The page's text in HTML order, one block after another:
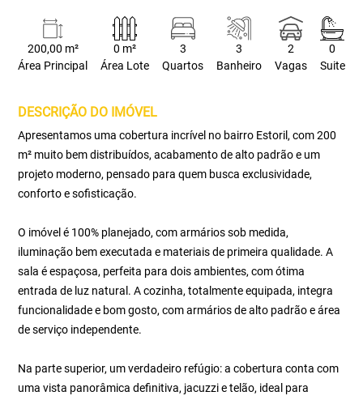
200,00 m²
Área Principal
0 m²
Área Lote
3
Quartos
3
Banheiro
2
Vagas
0
Suite
DESCRIÇÃO DO IMÓVEL
Apresentamos uma cobertura incrível no bairro Estoril, com 200
m² muito bem distribuídos, acabamento de alto padrão e um
projeto moderno, pensado para quem busca exclusividade,
conforto e sofisticação.
O imóvel é 100% planejado, com armários sob medida,
iluminação bem executada e materiais de primeira qualidade. A
sala é espaçosa, perfeita para dois ambientes, com ótima
entrada de luz natural. A cozinha, totalmente equipada, integra
funcionalidade e bom gosto, com armários de alto padrão e área
de serviço independente.
Na parte superior, um verdadeiro refúgio: a cobertura conta com
uma vista panorâmica definitiva, jacuzzi e telão, ideal para